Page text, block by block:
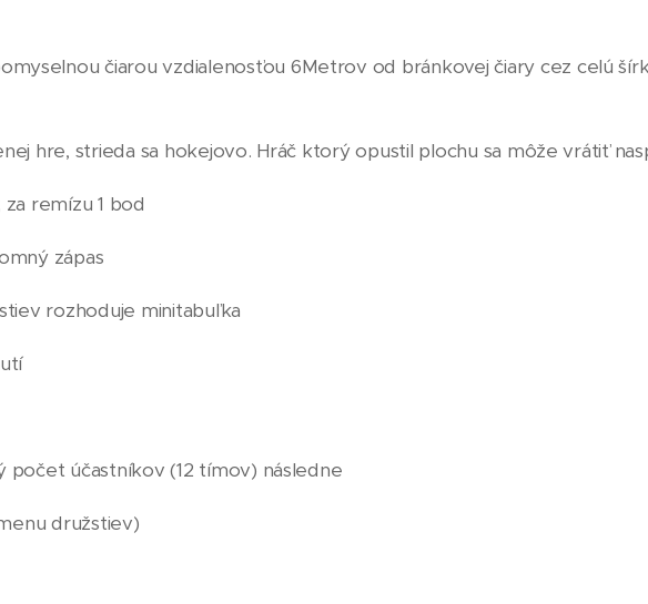
čiarou vzdialenosťou 6Metrov od bránkovej čiary cez celú
hre, strieda sa hokejovo. Hráč ktorý opustil plochu sa môže vrátiť
remízu 1 bod
zápas
rozhoduje minitabuľka
počet účastníkov (12 tímov) následne
družstiev)